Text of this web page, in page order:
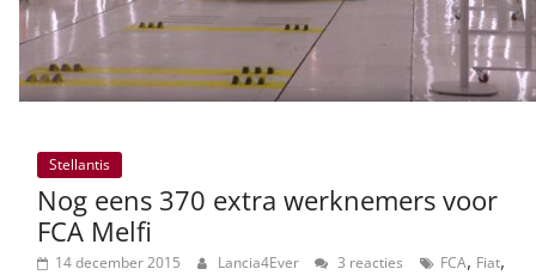
Stellantis
Nog eens 370 extra werknemers voor
FCA Melfi
14 december 2015 Lancia4Ever 3 reacties FCA, Fiat,